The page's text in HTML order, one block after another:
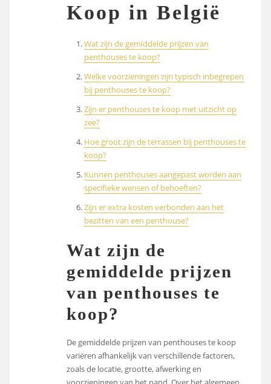
Koop in België
Wat zijn de gemiddelde prijzen van
penthouses te koop?
Welke voorzieningen zijn typisch inbegrepen
bij penthouses te koop?
Zijn er penthouses te koop met uitzicht op
zee?
Hoe groot zijn de terrassen bij penthouses te
koop?
Kunnen penthouses aangepast worden aan
specifieke wensen of behoeften?
Zijn er extra kosten verbonden aan het
bezitten van een penthouse?
Wat zijn de
gemiddelde prijzen
van penthouses te
koop?
De gemiddelde prijzen van penthouses te koop
variëren afhankelijk van verschillende factoren,
zoals de locatie, grootte, afwerking en